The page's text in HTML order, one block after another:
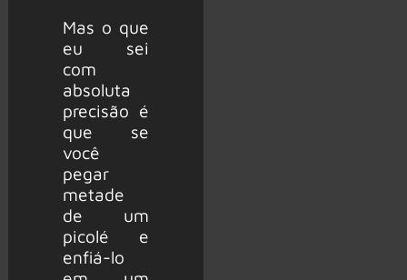
Mas o que
eu sei
com
absoluta
precisão é
que se
você
pegar
metade
de um
picolé e
enfiá-lo